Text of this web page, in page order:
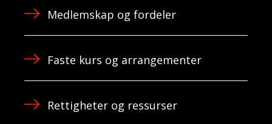
Medlemskap og fordeler
Faste kurs og arrangementer
Rettigheter og ressurser